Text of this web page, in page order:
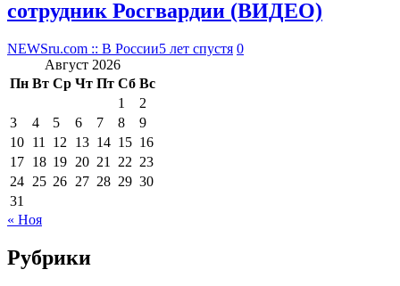
сотрудник Росгвардии (ВИДЕО)
NEWSru.com :: В России5 лет спустя 0
Август 2026
Пн Вт Ср Чт Пт Сб Вс
1
2
3
4 5 6 7 8
9
10 11 12 13 14 15 16
17 18 19 20 21 22 23
24 25 26 27 28 29 30
31
« Ноя
Рубрики